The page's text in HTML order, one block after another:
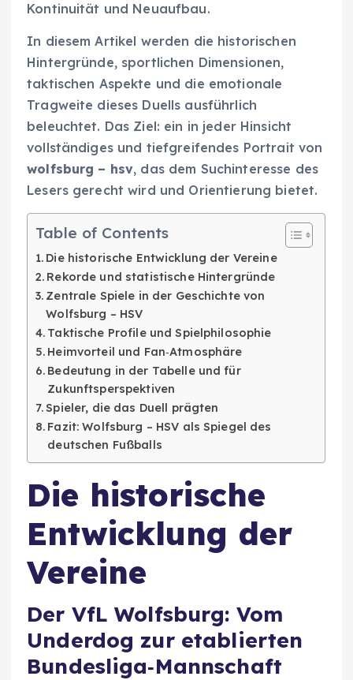
Kontinuität und Neuaufbau.
In diesem Artikel werden die historischen
Hintergründe, sportlichen Dimensionen,
taktischen Aspekte und die emotionale
Tragweite dieses Duells ausführlich
beleuchtet. Das Ziel: ein in jeder Hinsicht
vollständiges und tiefgreifendes Portrait von
wolfsburg – hsv, das dem Suchinteresse des
Lesers gerecht wird und Orientierung bietet.
Table of Contents
Die historische Entwicklung der Vereine
Rekorde und statistische Hintergründe
Zentrale Spiele in der Geschichte von
Wolfsburg – HSV
Taktische Profile und Spielphilosophie
Heimvorteil und Fan‑Atmosphäre
Bedeutung in der Tabelle und für
Zukunftsperspektiven
Spieler, die das Duell prägten
Fazit: Wolfsburg – HSV als Spiegel des
deutschen Fußballs
Die historische
Entwicklung der
Vereine
Der VfL Wolfsburg: Vom
Underdog zur etablierten
Bundesliga‑Mannschaft